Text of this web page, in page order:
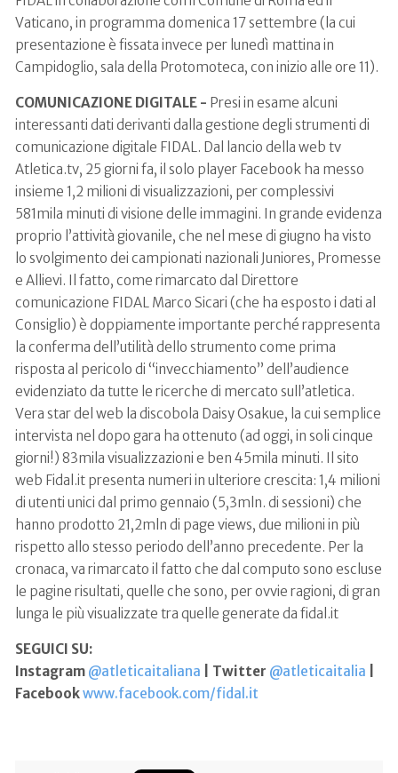
Vaticano, in programma domenica 17 settembre (la cui
presentazione è fissata invece per lunedì mattina in
Campidoglio, sala della Protomoteca, con inizio alle ore 11).
COMUNICAZIONE DIGITALE - Presi in esame alcuni
interessanti dati derivanti dalla gestione degli strumenti di
comunicazione digitale FIDAL. Dal lancio della web tv
Atletica.tv, 25 giorni fa, il solo player Facebook ha messo
insieme 1,2 milioni di visualizzazioni, per complessivi
581mila minuti di visione delle immagini. In grande evidenza
proprio l’attività giovanile, che nel mese di giugno ha visto
lo svolgimento dei campionati nazionali Juniores, Promesse
e Allievi. Il fatto, come rimarcato dal Direttore
comunicazione FIDAL Marco Sicari (che ha esposto i dati al
Consiglio) è doppiamente importante perché rappresenta
la conferma dell’utilità dello strumento come prima
risposta al pericolo di “invecchiamento” dell’audience
evidenziato da tutte le ricerche di mercato sull’atletica.
Vera star del web la discobola Daisy Osakue, la cui semplice
intervista nel dopo gara ha ottenuto (ad oggi, in soli cinque
giorni!) 83mila visualizzazioni e ben 45mila minuti. Il sito
web Fidal.it presenta numeri in ulteriore crescita: 1,4 milioni
di utenti unici dal primo gennaio (5,3mln. di sessioni) che
hanno prodotto 21,2mln di page views, due milioni in più
rispetto allo stesso periodo dell’anno precedente. Per la
cronaca, va rimarcato il fatto che dal computo sono escluse
le pagine risultati, quelle che sono, per ovvie ragioni, di gran
lunga le più visualizzate tra quelle generate da fidal.it
SEGUICI SU:
Instagram @atleticaitaliana | Twitter @atleticaitalia
Facebookwww.facebook.com/fidal.it